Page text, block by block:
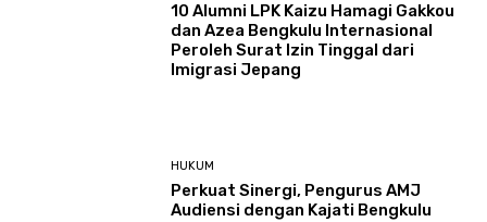
‎10 Alumni LPK Kaizu Hamagi Gakkou
dan Azea Bengkulu Internasional
Peroleh Surat Izin Tinggal dari
Imigrasi Jepang
HUKUM
Perkuat Sinergi, Pengurus AMJ
Audiensi dengan Kajati Bengkulu